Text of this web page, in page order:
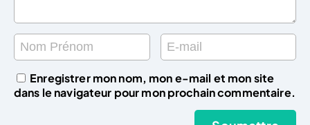
Enregistrer mon nom, mon e-mail et mon site
dans le navigateur pour mon prochain commentaire.